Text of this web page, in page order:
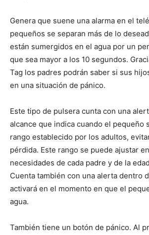
Genera que suene una alarma en el
pequeños se separan más de lo
están sumergidos en el agua por un
que sea mayor a los 10 segundos.
Tag los padres podrán saber si sus
en una situación de pánico.
Este tipo de pulsera cunta con una
alcance que indica cuando el pequeño
rango establecido por los adultos,
pérdida. Este rango se puede ajustar
necesidades de cada padre y de la
Cuenta también con una alerta dentro
activará en el momento en que el
agua.
También tiene un botón de pánico. Al